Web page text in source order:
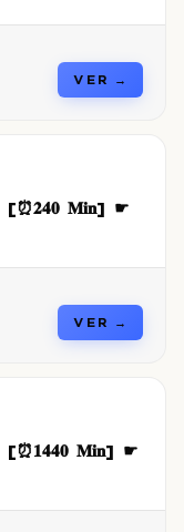
VER →
𝐌𝐢𝐧] ☛
VER →
𝐌𝐢𝐧] ☛